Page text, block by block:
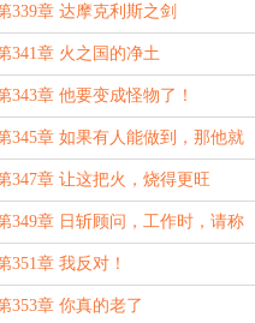
？339章 达摩克利斯之剑
341章 火之国的净土
343章 他要变成怪物了！
345章 如果有人能做到，那他就
神347章 让这把火，烧得更旺
349章 日斩顾问，工作时，请称
职务
351章 我反对！
353章 你真的老了